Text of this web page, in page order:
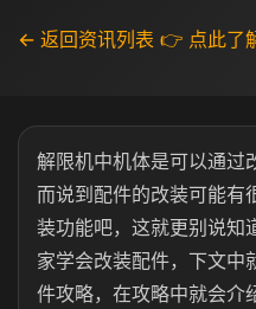
← 返回资讯列表 👉 点此了
解限机中机体是可以通过
而说到配件的改装可能有
装功能吧，这就更别说知
家学会改装配件，下文中
件攻略，在攻略中就会介